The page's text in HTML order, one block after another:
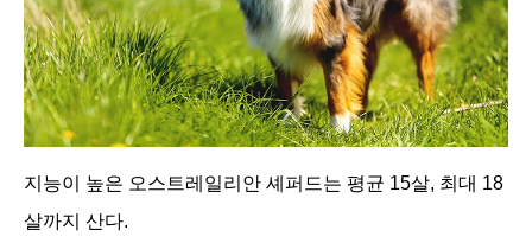
지능이 높은 오스트레일리안 셰퍼드는 평균 15살, 최대 18
살까지 산다.